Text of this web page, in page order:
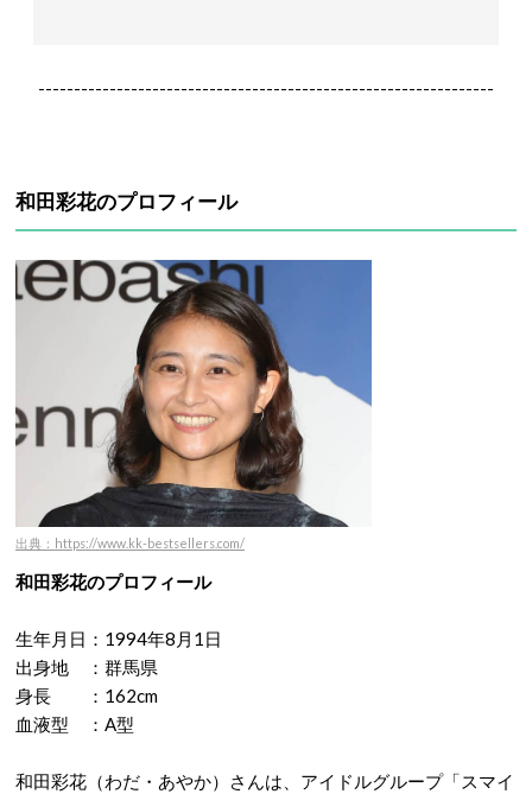
----------------------------------------------------------------
和田彩花のプロフィール
出典：https://www.kk-bestsellers.com/
和田彩花のプロフィール
生年月日：1994年8月1日
出身地 ：群馬県
身長 ：162cm
血液型 ：A型
和田彩花（わだ・あやか）さんは、 アイドルグループ「スマイ